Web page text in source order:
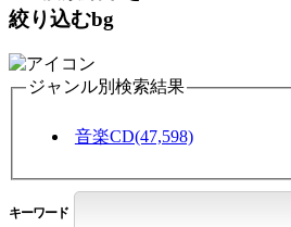
絞り込むbg
ジャンル別検索結果
音楽CD(47,598)
キーワード